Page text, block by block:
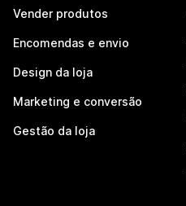
Vender produtos
Encomendas e envio
Design da loja
Marketing e conversão
Gestão da loja